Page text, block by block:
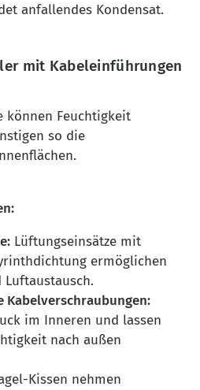
anfallendes Kondensat.
mit Kabeleinführungen
können Feuchtigkeit
so die
Lüftungseinsätze mit
ermöglichen
Kabelverschraubungen:
im Inneren und lassen
nach außen
Kissen nehmen